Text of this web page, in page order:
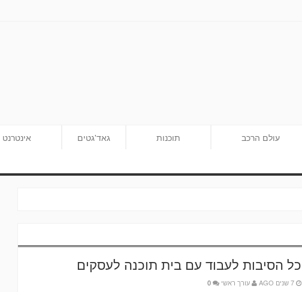
עולם הרכב תוכנות גאד'גטים
אינטרנט
כל הסיבות לעבוד עם בית תוכנה לעסקים
עורך ראשי 0